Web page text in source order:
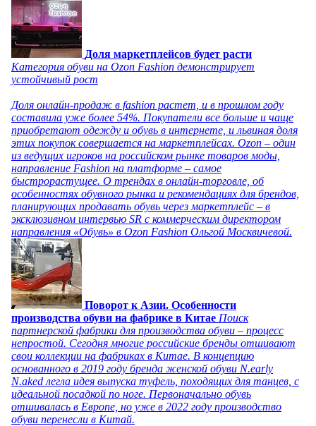
Доля маркетплейсов будет расти
Категория обуви на Ozon Fashion демонстрирует
устойчивый рост
Доля онлайн-продаж в fashion растет, и в прошлом году
составила уже более 54%. Покупатели все больше и чаще
приобретают одежду и обувь в интернете, и львиная доля
этих покупок совершается на маркетплейсах. Ozon – один
из ведущих игроков на российском рынке товаров моды,
направление Fashion на платформе – самое
быстрорастущее. О трендах в онлайн-торговле, об
особенностях обувного рынка и рекомендациях для брендов,
планирующих продавать обувь через маркетплейс – в
эксклюзивном интервью SR с коммерческим директором
направления «Обувь» в Ozon Fashion Ольгой Москвичевой.
Поворот к Азии. Особенности
производства обуви на фабрике в Китае Поиск
партнерской фабрики для производства обуви – процесс
непростой. Сегодня многие российские бренды отшивают
свои коллекции на фабриках в Китае. В концепцию
основанного в 2019 году бренда женской обуви N.early
N.aked легла идея выпуска туфель, походящих для танцев, с
идеальной посадкой по ноге. Первоначально обувь
отшивалась в Европе, но уже в 2022 году производство
обуви перенесли в Китай.